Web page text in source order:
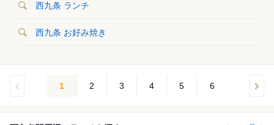
西九条 ランチ
西九条 お好み焼き
1 2 3 4 5 6